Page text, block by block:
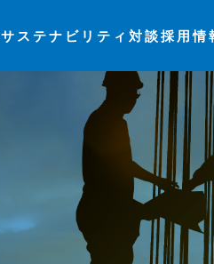
サステナビリティ 対談採用情